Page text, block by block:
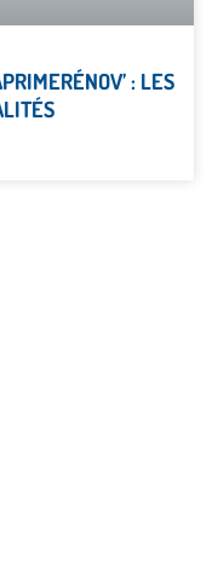
: LES